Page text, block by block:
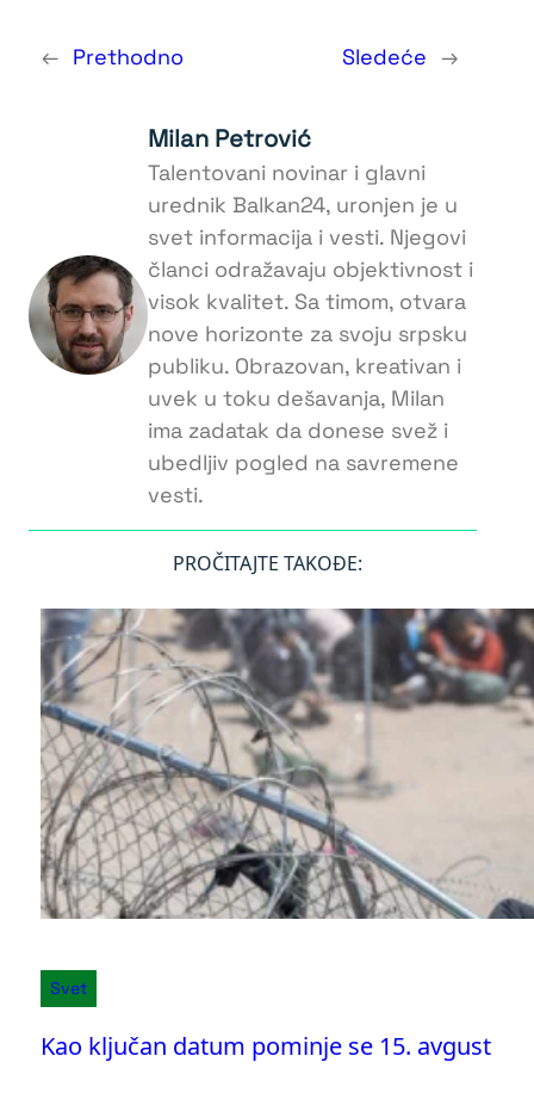
← Prethodno Sledeće →
Milan Petrović
Talentovani novinar i glavni
urednik Balkan24, uronjen je u
svet informacija i vesti. Njegovi
članci odražavaju objektivnost i
visok kvalitet. Sa timom, otvara
nove horizonte za svoju srpsku
publiku. Obrazovan, kreativan i
uvek u toku dešavanja, Milan
ima zadatak da donese svež i
ubedljiv pogled na savremene
vesti.
PROČITAJTE TAKOĐE:
Svet
Kao ključan datum pominje se 15. avgust